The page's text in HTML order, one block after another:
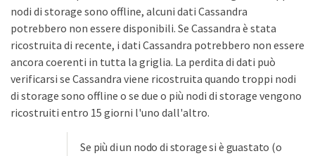
nodi di storage sono offline, alcuni dati Cassandra
potrebbero non essere disponibili. Se Cassandra è stata
ricostruita di recente, i dati Cassandra potrebbero non essere
ancora coerenti in tutta la griglia. La perdita di dati può
verificarsi se Cassandra viene ricostruita quando troppi nodi
di storage sono offline o se due o più nodi di storage vengono
ricostruiti entro 15 giorni l'uno dall'altro.
Se più di un nodo di storage si è guastato (o